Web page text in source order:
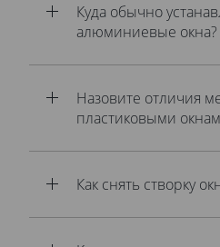
Куда обычно
алюминиевые окна?
Назовите отличия
пластиковыми
Как снять створку